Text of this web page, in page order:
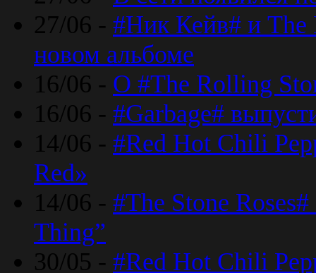
27/06 - #Ник Кейв# и The
новом альбоме
16/06 - О #The Rolling
16/06 - #Garbage#
14/06 - #Red Hot Chili
Red»
14/06 - #The Stone
Thing”
30/05 - #Red Hot Chili